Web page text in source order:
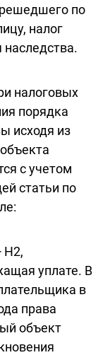
по
налог
наследства.
налоговых
порядка
исходя из
с учетом
статьи по
Н2,
уплате. В
в
права
объект